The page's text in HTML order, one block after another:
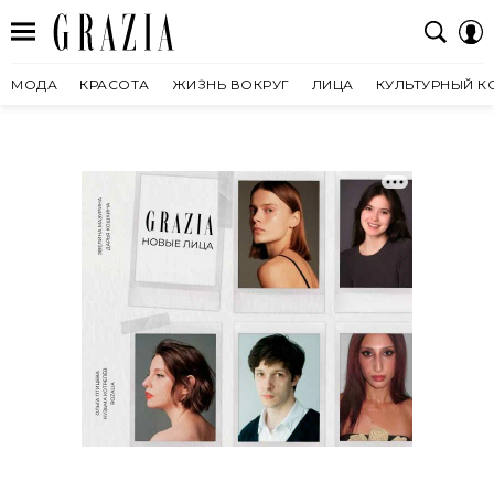
МОДА КРАСОТА ЖИЗНЬ ВОКРУГ ЛИЦА КУЛЬТУРНЫЙ